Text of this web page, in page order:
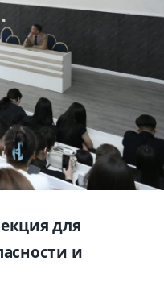
для
и